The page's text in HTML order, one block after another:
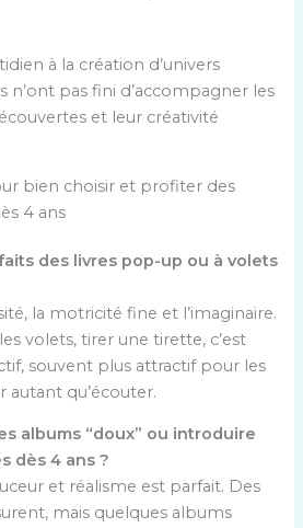
à la création d’univers
n’ont pas fini d’accompagner les
et leur créativité
bien choisir et profiter des
4 ans
des livres pop-up ou à volets
la motricité fine et l’imaginaire.
volets, tirer une tirette, c’est
souvent plus attractif pour les
autant qu’écouter.
albums “doux” ou introduire
dès 4 ans ?
et réalisme est parfait. Des
mais quelques albums